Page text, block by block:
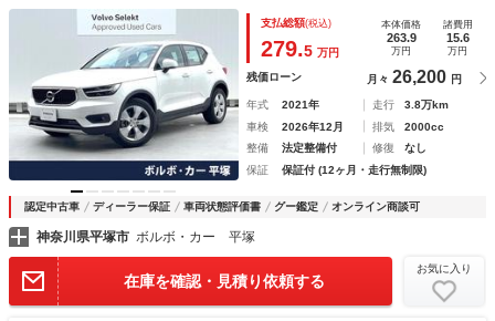
ー Ｂｌｕｅｔｏｏｔｈ ＥＴＣ パワーテールゲート ルー
フレール 禁煙車 ＥＴＣ 純正１８インチアルミホイール
支払総額(税込)
279.5 万円
本体価格
263.9
万円
諸費用
15.6
万円
残価ローン 月々 26,200 円
年式 2021年 走行
3.8万km
車検
2026年12月 排気
2000cc
整備
法定整備付 修復
なし
保証
保証付 (12ヶ月・走行無制限)
認定中古車 ディーラー保証 車両状態評価書 グー鑑定 オンライン商談可
神奈川県平塚市 ボルボ・カー 平塚
在庫を確認・見積り依頼する
お気に入り